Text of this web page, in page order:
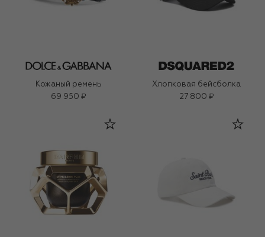
Кожаный ремень
69 950 ₽
Хлопковая бейсболка
27 800 ₽